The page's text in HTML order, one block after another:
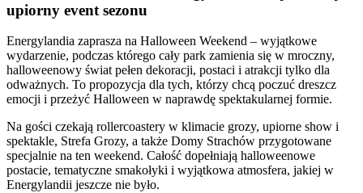
upiorny event sezonu
Energylandia zaprasza na Halloween Weekend – wyjątkowe
wydarzenie, podczas którego cały park zamienia się w mroczny,
halloweenowy świat pełen dekoracji, postaci i atrakcji tylko dla
odważnych. To propozycja dla tych, którzy chcą poczuć dreszcz
emocji i przeżyć Halloween w naprawdę spektakularnej formie.
Na gości czekają rollercoastery w klimacie grozy, upiorne show i
spektakle, Strefa Grozy, a także Domy Strachów przygotowane
specjalnie na ten weekend. Całość dopełniają halloweenowe
postacie, tematyczne smakołyki i wyjątkowa atmosfera, jakiej w
Energylandii jeszcze nie było.